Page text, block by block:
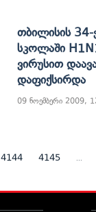
Თბილისის 34-
Სკოლაში
Ვირუსით
Დაფიქსირდა
09 ნოემბერი 2009,
4144 4145